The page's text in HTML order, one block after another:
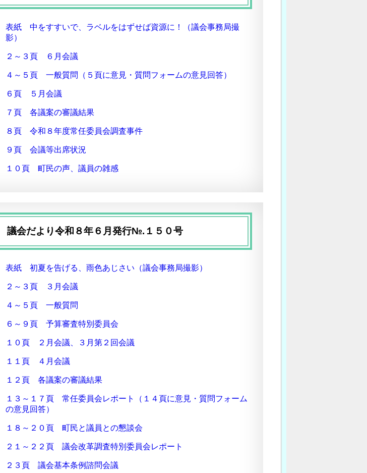
表紙 中をすすいで、ラベルをはずせば資源に！（議会事務局撮
影）
２～３頁 ６月会議
４～５頁 一般質問（５頁に意見・質問フォームの意見回答）
６頁 ５月会議
７頁 各議案の審議結果
８頁 令和８年度常任委員会調査事件
９頁 会議等出席状況
１０頁 町民の声、議員の雑感
議会だより令和８年６月発行№.１５０号
表紙 初夏を告げる、雨色あじさい（議会事務局撮影）
２～３頁 ３月会議
４～５頁 一般質問
６～９頁 予算審査特別委員会
１０頁 ２月会議、３月第２回会議
１１頁 ４月会議
１２頁 各議案の審議結果
１３～１７頁 常任委員会レポート（１４頁に意見・質問フォーム
の意見回答）
１８～２０頁 町民と議員との懇談会
２１～２２頁 議会改革調査特別委員会レポート
２３頁 議会基本条例諮問会議